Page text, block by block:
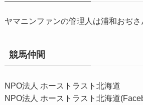
ヤマニンファンの管理人は浦和おぢ
競馬仲間
NPO法人 ホーストラスト北海道
NPO法人 ホーストラスト北海道